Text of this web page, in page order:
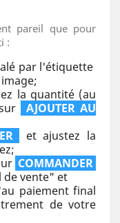
pareil que pour
:
par l'étiquette
la quantité (au
AJOUTER AU
et ajustez la
COMMANDER
vente" et
paiement final
de votre